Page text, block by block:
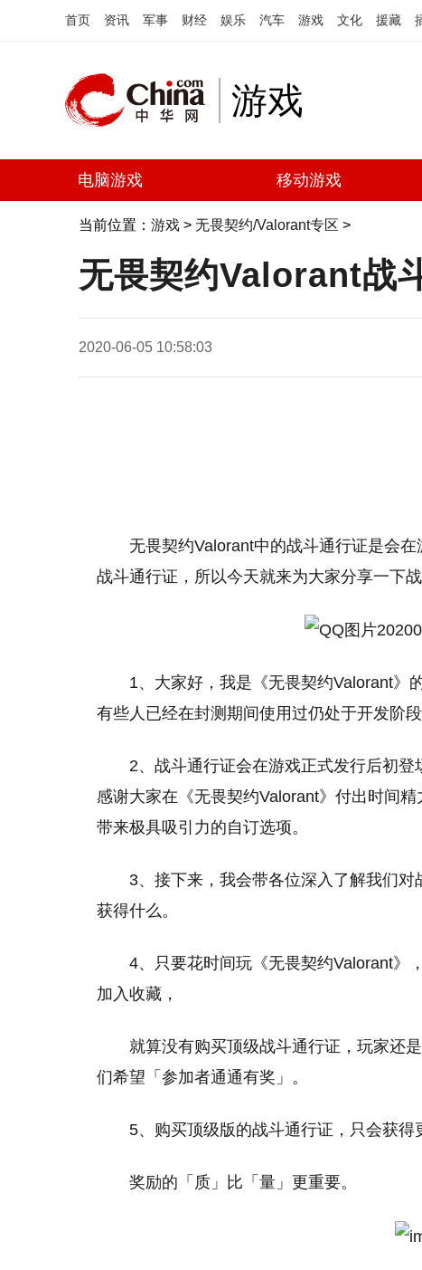
首页 资讯 军事 财经 娱乐 汽车 游戏 文化 援藏
游戏
电脑游戏 移动游戏
当前位置： 游戏 > 无畏契约/Valorant专区 >
无畏契约Valorant战
2020-06-05 10:58:03
无畏契约Valorant中的战斗通行证是会
战斗通行证，所以今天就来为大家分享一下
1、大家好，我是《无畏契约Valorant》
有些人已经在封测期间使用过仍处于开发阶
2、战斗通行证会在游戏正式发行后初
感谢大家在《无畏契约Valorant》付出时间
带来极具吸引力的自订选项。
3、接下来，我会带各位深入了解我们
获得什么。
4、只要花时间玩《无畏契约Valorant》
加入收藏，
就算没有购买顶级战斗通行证，玩家还
们希望「参加者通通有奖」。
5、购买顶级版的战斗通行证，只会获得
奖励的「质」比「量」更重要。